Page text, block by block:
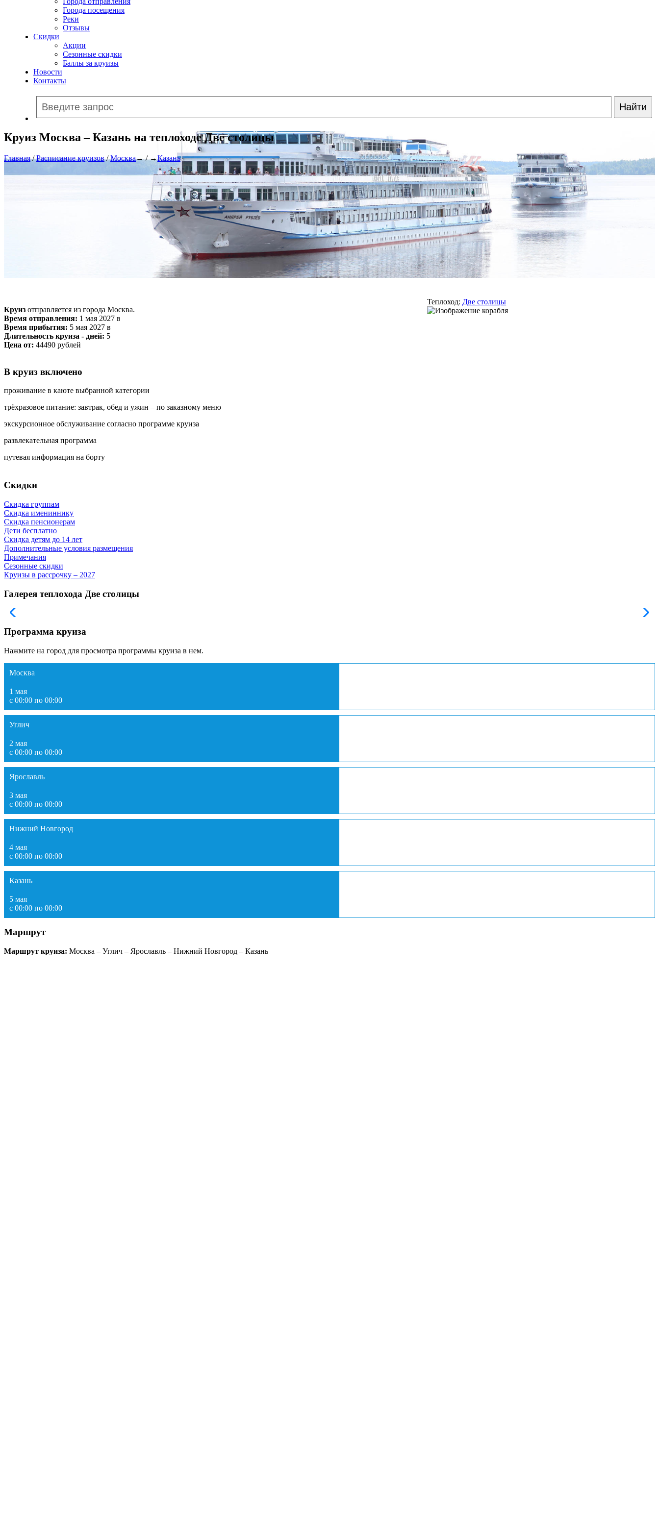
Города посещения
Реки
Отзывы
Скидки
Акции
Сезонные скидки
Баллы за круизы
Новости
Контакты
Круиз Москва – Казань на теплоходе Две столицы
Главная/Расписание круизов/Москва→ / →Казань
Круиз отправляется из города Москва.
Время отправления: 1 мая 2027 в
Время прибытия: 5 мая 2027 в
Длительность круиза - дней: 5
Цена от: 44490 рублей
Теплоход: Две столицы
В круиз включено
проживание в каюте выбранной категории
трёхразовое питание: завтрак, обед и ужин – по заказному меню
экскурсионное обслуживание согласно программе круиза
развлекательная программа
путевая информация на борту
Скидки
Скидка группам
Скидка имениннику
Скидка пенсионерам
Дети бесплатно
Скидка детям до 14 лет
Дополнительные условия размещения
Примечания
Сезонные скидки
Круизы в рассрочку – 2027
Галерея теплохода Две столицы
Программа круиза
Нажмите на город для просмотра программы круиза в нем.
Москва
1 мая
с 00:00 по 00:00
Углич
2 мая
с 00:00 по 00:00
Ярославль
3 мая
с 00:00 по 00:00
Нижний Новгород
4 мая
с 00:00 по 00:00
Казань
5 мая
с 00:00 по 00:00
Маршрут
Маршрут круиза: Москва – Углич – Ярославль – Нижний Новгород – Казань